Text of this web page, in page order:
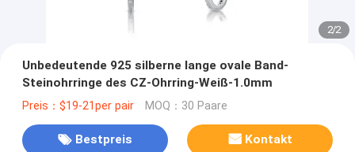
2/2
Unbedeutende 925 silberne lange ovale Band-
Steinohrringe des CZ-Ohrring-Weiß-1.0mm
Preis：$19-21per pair MOQ：30 Paare
Bestpreis Kontakt